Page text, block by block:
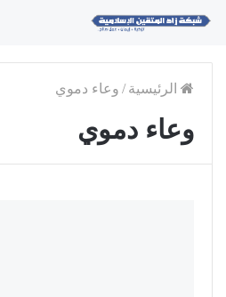
الرئيسية / وعاء دموي
وعاء دموي